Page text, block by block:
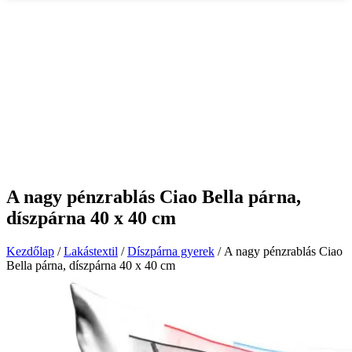
A nagy pénzrablás Ciao Bella párna,
díszpárna 40 x 40 cm
Kezdőlap /Lakástextil /Díszpárna gyerek / A nagy pénzrablás Ciao
Bella párna, díszpárna 40 x 40 cm